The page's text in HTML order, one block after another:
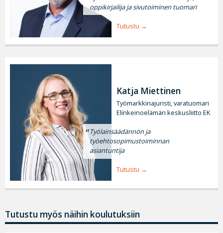
oppikirjailija ja sivutoiminen tuomari
Tutustu
Katja Miettinen
Työmarkkinajuristi, varatuomari
Elinkeinoelämän keskusliitto EK
Työlainsäädännön ja
työehtosopimustoiminnan
asiantuntija
Tutustu
Tutustu myös näihin koulutuksiin